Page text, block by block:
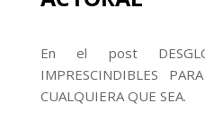
En el post
IMPRESCINDIBLES
CUALQUIERA QUE SEA.